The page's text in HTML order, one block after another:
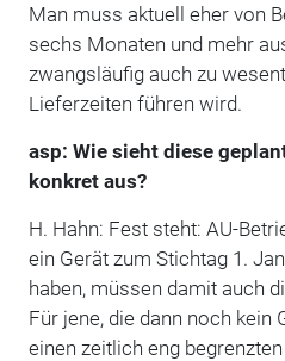
Man muss aktuell eher von
sechs Monaten und mehr
zwangsläufig auch zu
Lieferzeiten führen wird.
asp: Wie sieht diese
konkret aus?
H. Hahn: Fest steht: AU-
ein Gerät zum Stichtag 1.
haben, müssen damit auch
Für jene, die dann noch kein
einen zeitlich eng